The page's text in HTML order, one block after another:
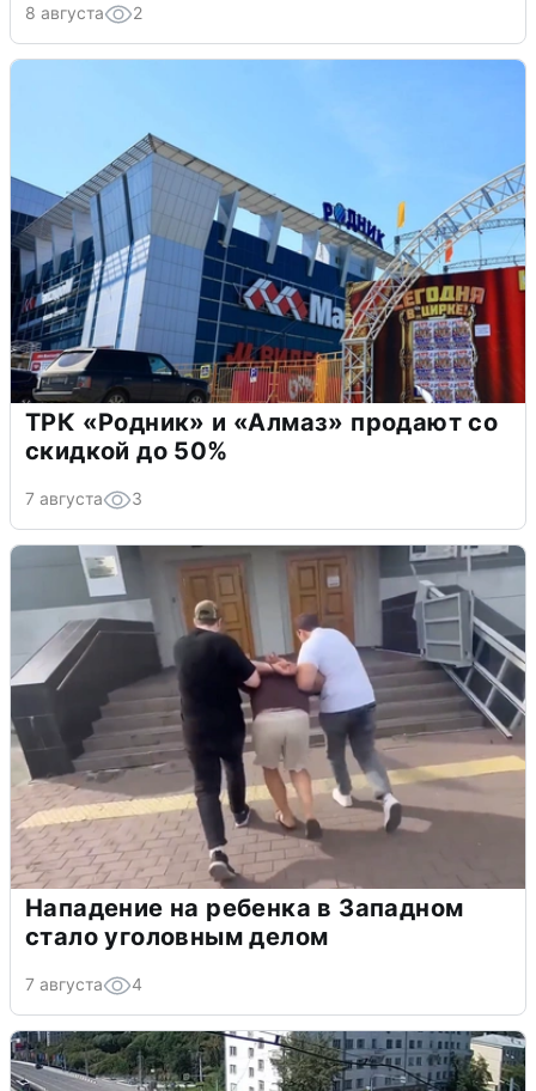
8 августа 2
ТРК «Родник» и «Алмаз» продают со
скидкой до 50%
7 августа 3
Нападение на ребенка в Западном
стало уголовным делом
7 августа 4